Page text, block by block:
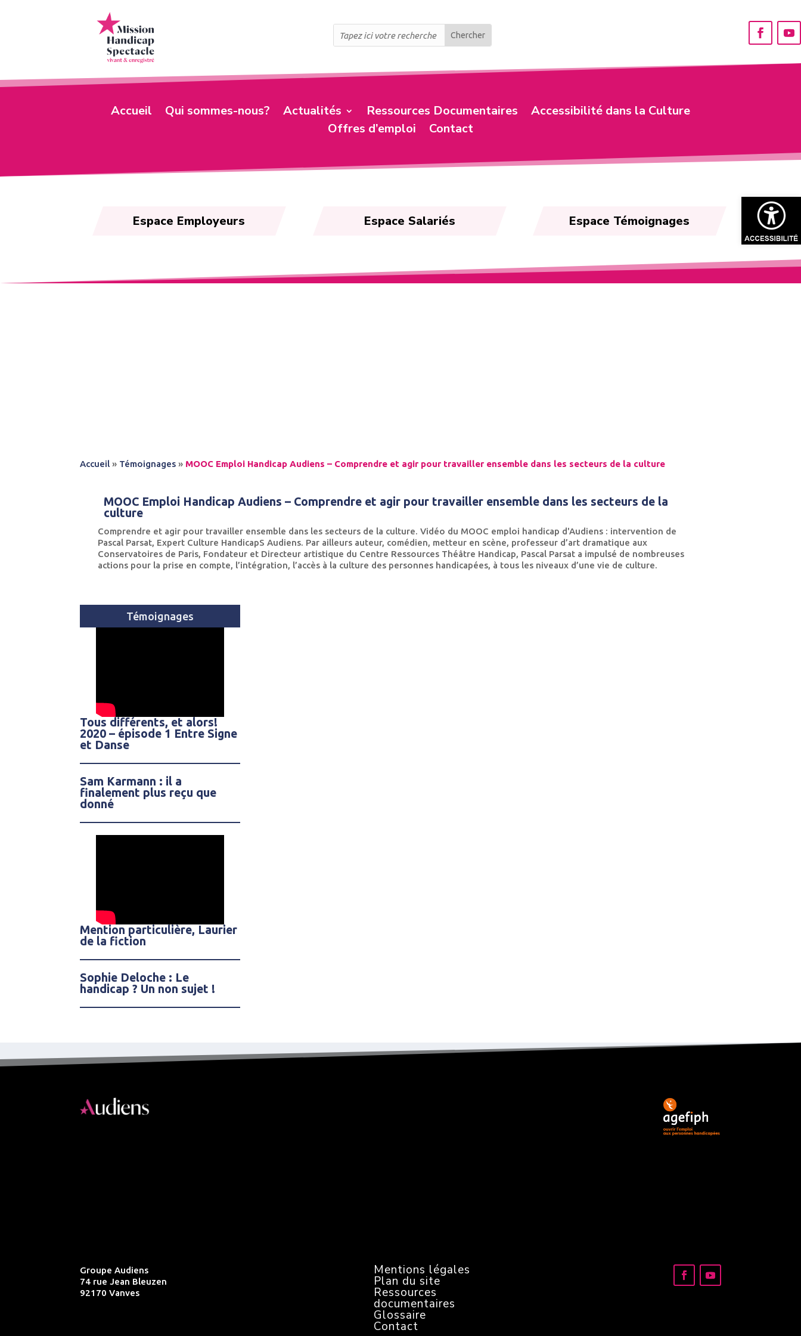
Ouvrir la
Accueil Qui sommes-nous? Actualités Ressources Documentaires
Accessibilité dans la Culture
Offres d’emploi
Contact
Espace Employeurs Espace Salariés Espace Témoignages
Accueil » Témoignages » MOOC Emploi Handicap Audiens – Comprendre et agir pour travailler ensemble dans les secteurs de la culture
MOOC Emploi Handicap Audiens – Comprendre et agir pour travailler ensemble dans les secteurs de la
culture
Comprendre et agir pour travailler ensemble dans les secteurs de la culture. Vidéo du MOOC emploi handicap d'Audiens : intervention de
Pascal Parsat, Expert Culture HandicapS Audiens. Par ailleurs auteur, comédien, metteur en scène, professeur d’art dramatique aux
Conservatoires de Paris, Fondateur et Directeur artistique du Centre Ressources Théâtre Handicap, Pascal Parsat a impulsé de nombreuses
actions pour la prise en compte, l’intégration, l’accès à la culture des personnes handicapées, à tous les niveaux d’une vie de culture.
Témoignages
Tous différents, et alors!
2020 – épisode 1 Entre Signe
et Danse
Sam Karmann : il a
finalement plus reçu que
donné
Mention particulière, Laurier
de la fiction
Sophie Deloche : Le
handicap ? Un non sujet !
Groupe Audiens
74 rue Jean Bleuzen
92170 Vanves
Mentions légales
Plan du site
Ressources
documentaires
Glossaire
Contact